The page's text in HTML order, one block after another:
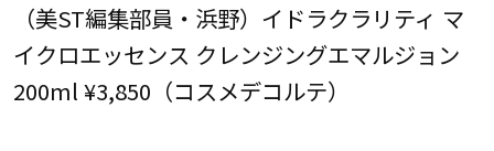
（美ST編集部員・浜野）イドラクラリティ マ
イクロエッセンス クレンジングエマルジョン
200ml ¥3,850（コスメデコルテ）